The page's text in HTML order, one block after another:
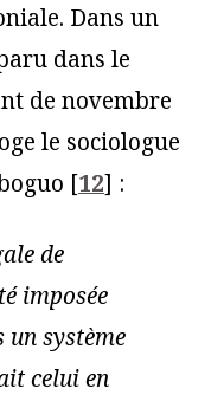
Dans un
dans le
de novembre
le sociologue
[12] :
de
imposée
un système
celui en